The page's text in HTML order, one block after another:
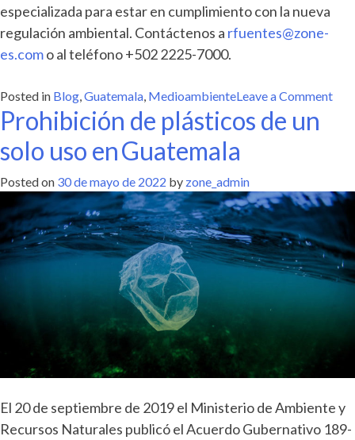
especializada para estar en cumplimiento con la nueva
regulación ambiental. Contáctenos a rfuentes@zone-
es.como al teléfono +502 2225-7000.
Posted in Blog,Guatemala, MedioambienteLeave a Commenton
de
los
y
Prohibición de plásticos de un
solo uso en Guatemala
Posted on 30 de mayo de 2022 by zone_admin
El 20 de septiembre de 2019 el Ministerio de Ambiente y
Recursos Naturales publicó el Acuerdo Gubernativo 189-